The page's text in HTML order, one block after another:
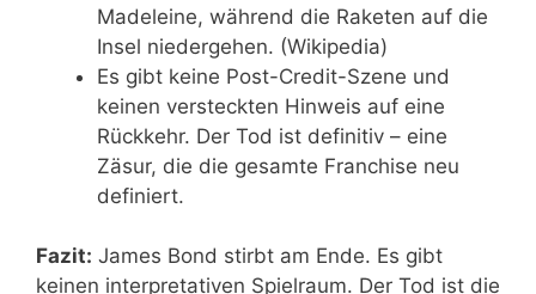
Madeleine, während die Raketen auf die
Insel niedergehen. (Wikipedia)
Es gibt keine Post-Credit-Szene und
keinen versteckten Hinweis auf eine
Rückkehr. Der Tod ist definitiv – eine
Zäsur, die die gesamte Franchise neu
definiert.
Fazit: James Bond stirbt am Ende. Es gibt
keinen interpretativen Spielraum. Der Tod ist die